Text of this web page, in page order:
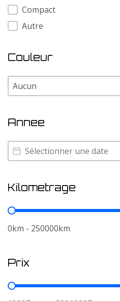
Compact
Autre
Couleur
Couleur
Couleur
Annee
Annee
Annee
Kilometrage
Kilometrage
0km - 250000km
Prix
Prix